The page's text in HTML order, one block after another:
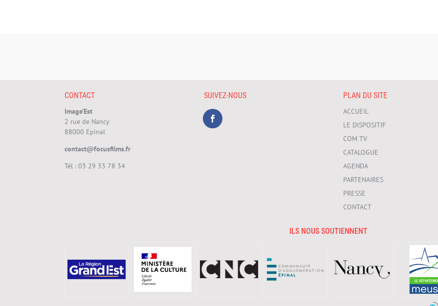
CONTACT
Image’Est
2 rue de Nancy
88000 Epinal
contact@focusfilms.fr
Tél : 03 29 33 78 34
SUIVEZ-NOUS PLAN DU SITE
ACCUEIL
LE DISPOSITIF
COM TV
CATALOGUE
AGENDA
PARTENAIRES
PRESSE
CONTACT
ILS NOUS SOUTIENNENT